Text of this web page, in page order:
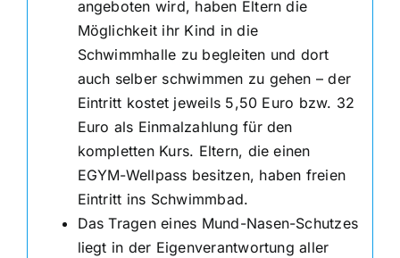
angeboten wird, haben Eltern die
Möglichkeit ihr Kind in die
Schwimmhalle zu begleiten und dort
auch selber schwimmen zu gehen – der
Eintritt kostet jeweils 5,50 Euro bzw. 32
Euro als Einmalzahlung für den
kompletten Kurs. Eltern, die einen
EGYM-Wellpass besitzen, haben freien
Eintritt ins Schwimmbad.
Das Tragen eines Mund-Nasen-Schutzes
liegt in der Eigenverantwortung aller